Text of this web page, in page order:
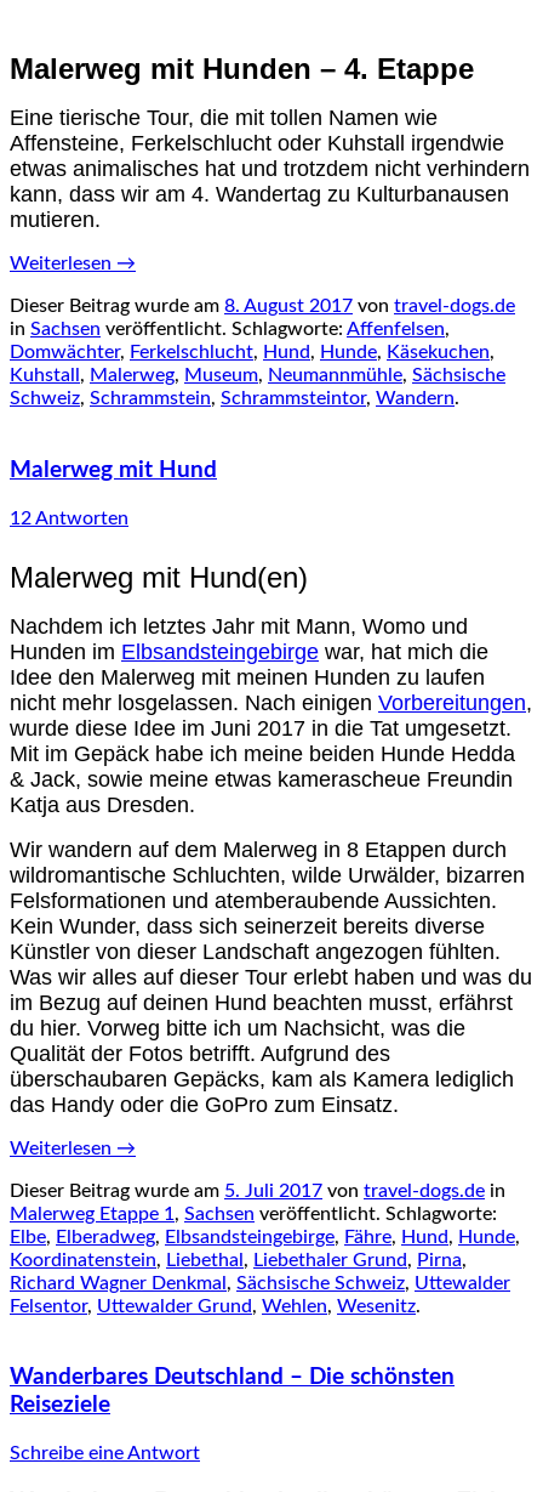
Malerweg mit Hunden – 4. Etappe
Eine tierische Tour, die mit tollen Namen wie
Affensteine, Ferkelschlucht oder Kuhstall irgendwie
etwas animalisches hat und trotzdem nicht verhindern
kann, dass wir am 4. Wandertag zu Kulturbanausen
mutieren.
Weiterlesen →
Dieser Beitrag wurde am 8. August 2017 von travel-dogs.de
in Sachsen veröffentlicht. Schlagworte: Affenfelsen,
Domwächter, Ferkelschlucht, Hund, Hunde, Käsekuchen,
Kuhstall , Malerweg, Museum, Neumannmühle, Sächsische
Schweiz, Schrammstein, Schrammsteintor, Wandern.
Malerweg mit Hund
12 Antworten
Malerweg mit Hund(en)
Nachdem ich letztes Jahr mit Mann, Womo und
Hunden im Elbsandsteingebirge war, hat mich die
Idee den Malerweg mit meinen Hunden zu laufen
nicht mehr losgelassen. Nach einigen Vorbereitungen,
wurde diese Idee im Juni 2017 in die Tat umgesetzt.
Mit im Gepäck habe ich meine beiden Hunde Hedda
& Jack, sowie meine etwas kamerascheue Freundin
Katja aus Dresden.
Wir wandern auf dem Malerweg in 8 Etappen durch
wildromantische Schluchten, wilde Urwälder, bizarren
Felsformationen und atemberaubende Aussichten.
Kein Wunder, dass sich seinerzeit bereits diverse
Künstler von dieser Landschaft angezogen fühlten.
Was wir alles auf dieser Tour erlebt haben und was du
im Bezug auf deinen Hund beachten musst, erfährst
du hier. Vorweg bitte ich um Nachsicht, was die
Qualität der Fotos betrifft. Aufgrund des
überschaubaren Gepäcks, kam als Kamera lediglich
das Handy oder die GoPro zum Einsatz.
Weiterlesen →
Dieser Beitrag wurde am 5. Juli 2017 von travel-dogs.de in
Malerweg Etappe 1, Sachsen veröffentlicht. Schlagworte:
Elbe, Elberadweg, Elbsandsteingebirge, Fähre, Hund, Hunde,
Koordinatenstein, Liebethal, Liebethaler Grund, Pirna,
Richard Wagner Denkmal, Sächsische Schweiz, Uttewalder
Felsentor, Uttewalder Grund, Wehlen, Wesenitz.
Wanderbares Deutschland – Die schönsten
Reiseziele
Schreibe eine Antwort